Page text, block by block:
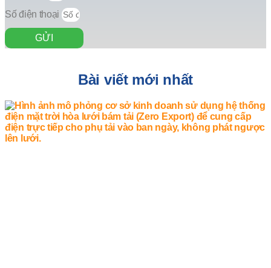
Số điện thoại
GỬI
Bài viết mới nhất